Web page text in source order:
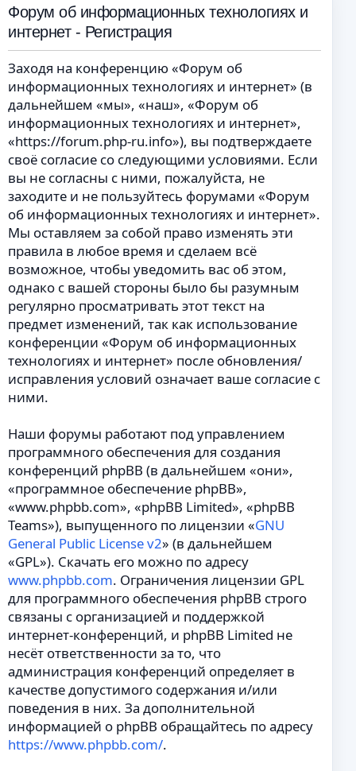
Форум об информационных технологиях и
интернет - Регистрация
Заходя на конференцию «Форум об
информационных технологиях и интернет» (в
дальнейшем «мы», «наш», «Форум об
информационных технологиях и интернет»,
«https://forum.php-ru.info»), вы подтверждаете
своё согласие со следующими условиями. Если
вы не согласны с ними, пожалуйста, не
заходите и не пользуйтесь форумами «Форум
об информационных технологиях и интернет».
Мы оставляем за собой право изменять эти
правила в любое время и сделаем всё
возможное, чтобы уведомить вас об этом,
однако с вашей стороны было бы разумным
регулярно просматривать этот текст на
предмет изменений, так как использование
конференции «Форум об информационных
технологиях и интернет» после обновления/
исправления условий означает ваше согласие с
ними.
Наши форумы работают под управлением
программного обеспечения для создания
конференций phpBB (в дальнейшем «они»,
«программное обеспечение phpBB»,
«www.phpbb.com», «phpBB Limited», «phpBB
Teams»), выпущенного по лицензии «GNU
General Public License v2» (в дальнейшем
«GPL»). Скачать его можно по адресу
www.phpbb.com. Ограничения лицензии GPL
для программного обеспечения phpBB строго
связаны с организацией и поддержкой
интернет-конференций, и phpBB Limited не
несёт ответственности за то, что
администрация конференций определяет в
качестве допустимого содержания и/или
поведения в них. За дополнительной
информацией о phpBB обращайтесь по адресу
https://www.phpbb.com/.